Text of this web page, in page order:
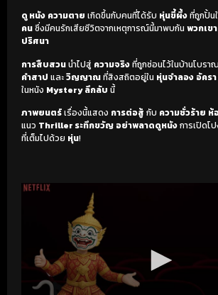
ดู หนัง ความตาย เกิดขึ้นกับคนที่ได้รับ หุ่นขี้ผึ้งที่ถูกปั้น
คนซึ่งมีคนรักเสียชีวิตจากเหตุการณ์นี้มาพบกัน พวกเขา
ปริศนา
การสืบสวนนำไปสู่ ความจริงที่ถูกซ่อนไว้ในบ้านโบราณ
คำสาป และวิญญาณที่สิงสถิตอยู่ใน หุ่นจำลอง อัคร
ในหนัง Mystery ลึกลับ นี้
ภาพยนตร์เรื่องนี้แสดง การต่อสู้ กับ ความชั่วร้าย ห้
แนว Thriller ระทึกขวัญ อย่าพลาดดูหนังการเปิดโ
ที่เต็มไปด้วย หุ่น!